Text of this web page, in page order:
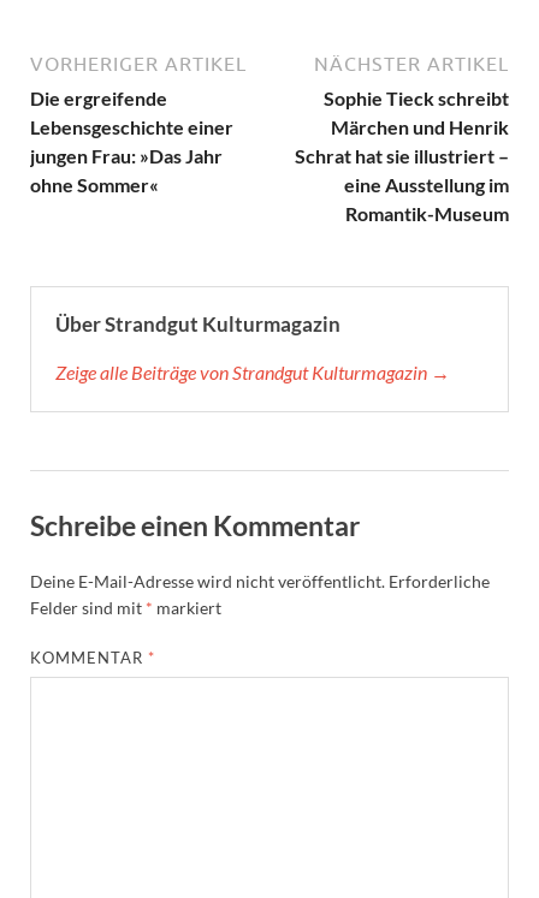
VORHERIGER ARTIKEL
Die ergreifende
Lebensgeschichte einer
jungen Frau: »Das Jahr
ohne Sommer«
NÄCHSTER ARTIKEL
Sophie Tieck schreibt
Märchen und Henrik
Schrat hat sie illustriert –
eine Ausstellung im
Romantik-Museum
Über Strandgut Kulturmagazin
Zeige alle Beiträge von Strandgut Kulturmagazin →
Schreibe einen Kommentar
Deine E-Mail-Adresse wird nicht veröffentlicht. Erforderliche
Felder sind mit * markiert
KOMMENTAR *